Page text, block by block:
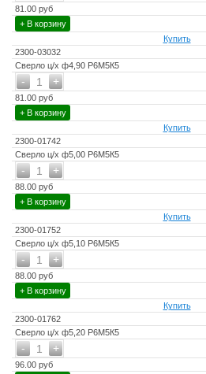
81.00 руб
+ В корзину
Купить
2300-03032
Сверло ц/х ф4,90 Р6М5К5
+
- 1
81.00 руб
+ В корзину
Купить
2300-01742
Сверло ц/х ф5,00 Р6М5К5
+
- 1
88.00 руб
+ В корзину
Купить
2300-01752
Сверло ц/х ф5,10 Р6М5К5
+
- 1
88.00 руб
+ В корзину
Купить
2300-01762
Сверло ц/х ф5,20 Р6М5К5
+
- 1
96.00 руб